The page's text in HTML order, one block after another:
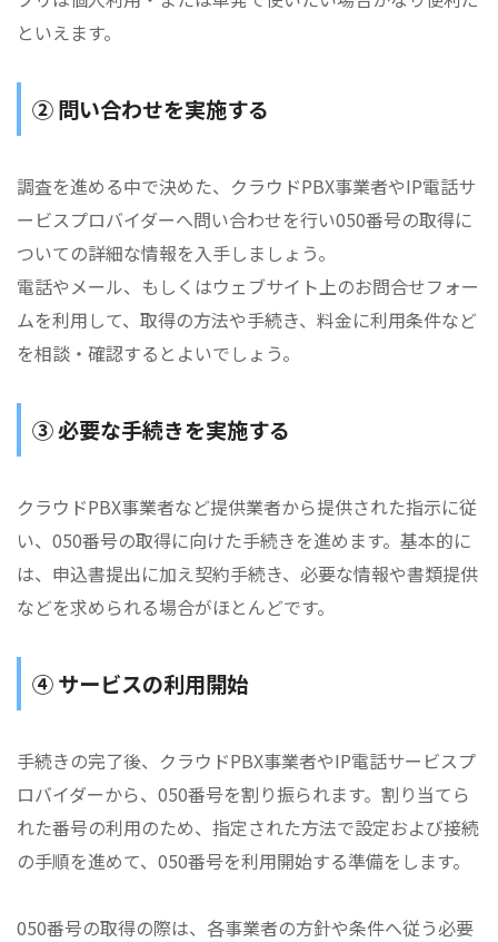
といえます。
② 問い合わせを実施する
調査を進める中で決めた、クラウドPBX事業者やIP電話サ
ービスプロバイダーへ問い合わせを行い050番号の取得に
ついての詳細な情報を入手しましょう。
電話やメール、もしくはウェブサイト上のお問合せフォー
ムを利用して、取得の方法や手続き、料金に利用条件など
を相談・確認するとよいでしょう。
③ 必要な手続きを実施する
クラウドPBX事業者など提供業者から提供された指示に従
い、050番号の取得に向けた手続きを進めます。基本的に
は、申込書提出に加え契約手続き、必要な情報や書類提供
などを求められる場合がほとんどです。
④ サービスの利用開始
手続きの完了後、クラウドPBX事業者やIP電話サービスプ
ロバイダーから、050番号を割り振られます。割り当てら
れた番号の利用のため、指定された方法で設定および接続
の手順を進めて、050番号を利用開始する準備をします。
050番号の取得の際は、各事業者の方針や条件へ従う必要